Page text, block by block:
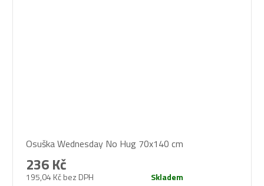
Osuška Wednesday No Hug 70x140 cm
195,04 Kč bez DPH
236 Kč
Skladem